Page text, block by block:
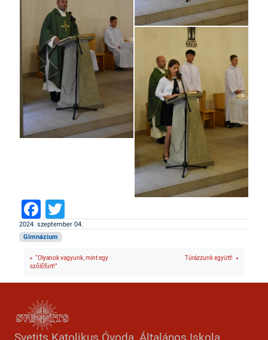
Facebook
2024. szeptember 04.
Gimnázium
“Olyanok vagyunk, mint egy
szőlőfürt!”
Túrázzunk együtt!
Svetits Katolikus Óvoda, Általános Iskola,